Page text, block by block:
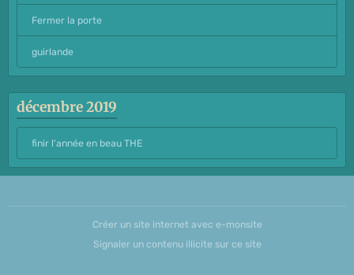
Fermer la porte
guirlande
décembre 2019
finir l'année en beau THE
Créer un site internet avec e-monsite
Signaler un contenu illicite sur ce site